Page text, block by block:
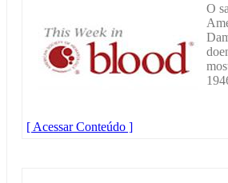
O
[ Acessar Conteúdo ]